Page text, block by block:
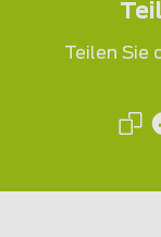
Teilen Sie